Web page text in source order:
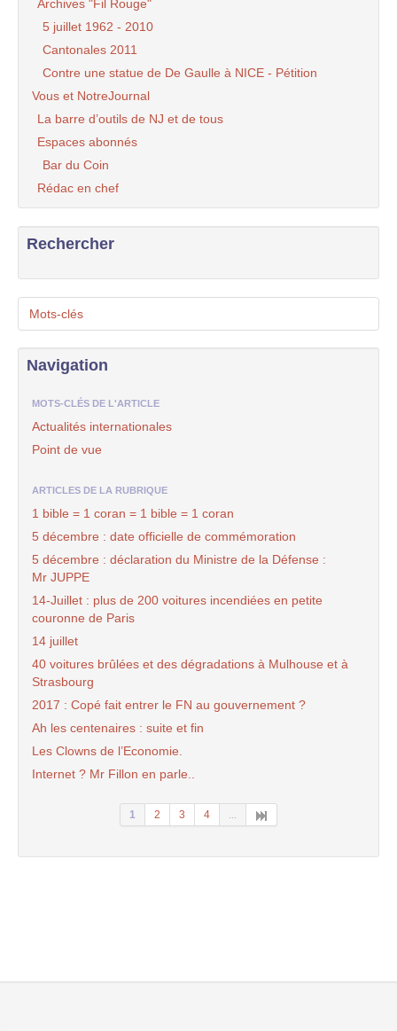
Archives "Fil Rouge"
5 juillet 1962 - 2010
Cantonales 2011
Contre une statue de De Gaulle à NICE - Pétition
Vous et NotreJournal
La barre d’outils de NJ et de tous
Espaces abonnés
Bar du Coin
Rédac en chef
Rechercher
Mots-clés
Navigation
MOTS-CLÉS DE L'ARTICLE
Actualités internationales
Point de vue
ARTICLES DE LA RUBRIQUE
1 bible = 1 coran = 1 bible = 1 coran
5 décembre : date officielle de commémoration
5 décembre : déclaration du Ministre de la Défense :
Mr JUPPE
14-Juillet : plus de 200 voitures incendiées en petite
couronne de Paris
14 juillet
40 voitures brûlées et des dégradations à Mulhouse et à
Strasbourg
2017 : Copé fait entrer le FN au gouvernement ?
Ah les centenaires : suite et fin
Les Clowns de l’Economie.
Internet ? Mr Fillon en parle..
1 2 3 4